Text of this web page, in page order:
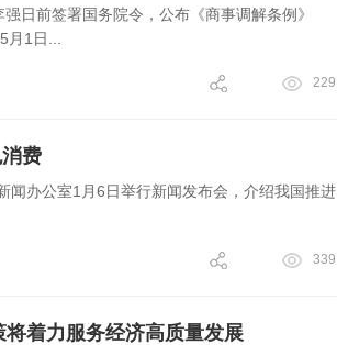
日前签署国务院令，公布《商事调解条例》
1日...
229
费
闻办公室1月6日举行新闻发布会，介绍我国推进
339
着力服务经济高质量发展